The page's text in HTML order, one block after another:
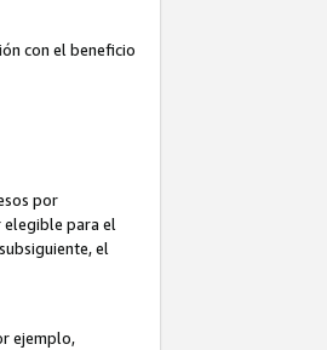
con el beneficio
por
elegible para el
el
ejemplo,